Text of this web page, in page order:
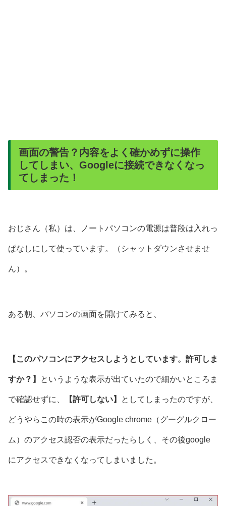
画面の警告？内容をよく確かめずに操作
してしまい、Googleに接続できなくなっ
てしまった！
おじさん（私）は、ノートパソコンの電源は普段は入れっ
ぱなしにして使っています。（シャットダウンさせませ
ん）。
ある朝、パソコンの画面を開けてみると、
【このパソコンにアクセスしようとしています。許可しま
すか？】 というような表示が出ていたので細かいところま
で確認せずに、 【許可しない】 としてしまったのですが、
どうやらこの時の表示がGoogle chrome（グーグルクロー
ム）のアクセス認否の表示だったらしく、その後google
にアクセスできなくなってしまいました。